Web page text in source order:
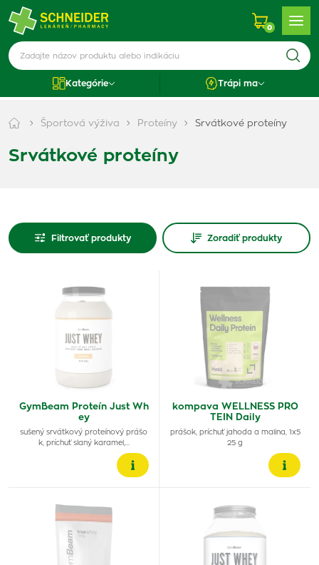
0
Kategórie Trápi ma
Športová výživa Proteíny Srvátkové proteíny
Srvátkové proteíny
Filtrovať produkty Zoradiť produkty
GymBeam Proteín Just Wh
ey
sušený srvátkový proteínový prášo
k, príchuť slaný karamel,…
kompava WELLNESS PRO
TEIN Daily
prášok, príchuť jahoda a malina, 1x5
25 g